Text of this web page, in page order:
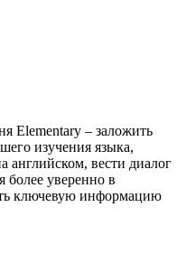
Elementary – заложить
изучения языка,
английском, вести диалог
более уверенно в
ключевую информацию